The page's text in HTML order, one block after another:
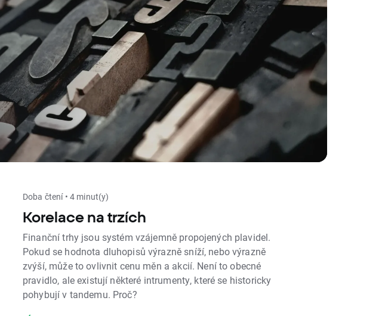
Doba čtení • 4 minut(y)
Korelace na trzích
Finanční trhy jsou systém vzájemně propojených plavidel.
Pokud se hodnota dluhopisů výrazně sníží, nebo výrazně
zvýší, může to ovlivnit cenu měn a akcií. Není to obecné
pravidlo, ale existují některé intrumenty, které se historicky
pohybují v tandemu. Proč?